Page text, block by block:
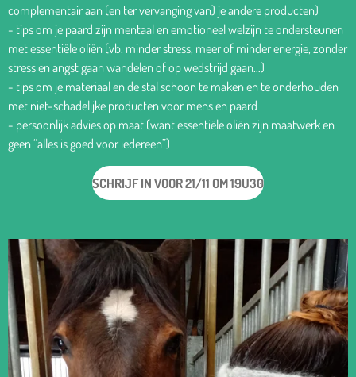
complementair aan (en ter vervanging van) je andere producten)
- tips om je paard zijn mentaal en emotioneel welzijn te ondersteunen
met essentiële oliën (vb. minder stress, meer of minder energie, zonder
stress en angst gaan wandelen of op wedstrijd gaan…)
- tips om je materiaal en de stal schoon te maken en te onderhouden
met niet-schadelijke producten voor mens en paard
- persoonlijk advies op maat (want essentiële oliën zijn maatwerk en
geen “alles is goed voor iedereen”)
SCHRIJF IN VOOR 21/11 OM 19U30